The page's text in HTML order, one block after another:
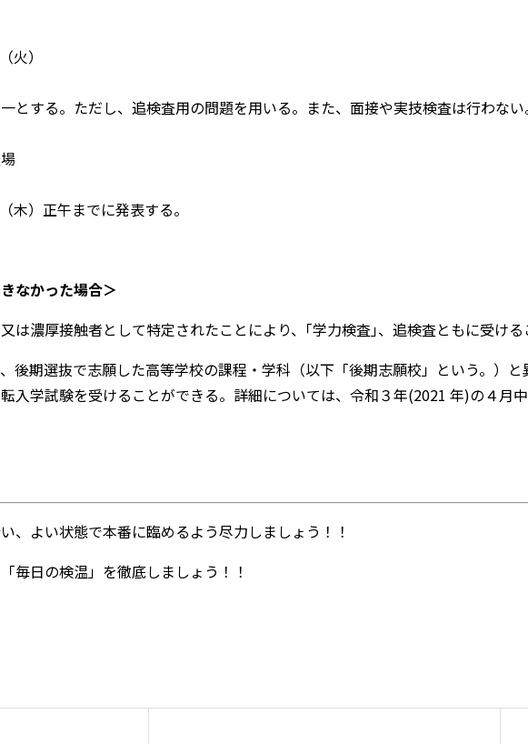
火）
とする。ただし、追検査用の問題を用いる。また、面接や実技検査は行わない
）正午までに発表する。
なかった場合＞
は濃厚接触者として特定されたことにより、｢学力検査｣、追検査ともに受ける
後期選抜で志願した高等学校の課程・学科（以下「後期志願校」という。）
入学試験を受けることができる。詳細については、令和３年(2021 年)の４月中
、よい状態で本番に臨めるよう尽力しましょう！！
毎日の検温」を徹底しましょう！！